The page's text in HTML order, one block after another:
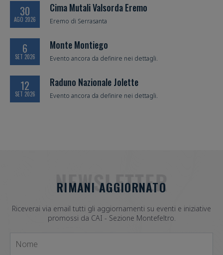
Cima Mutali Valsorda Eremo
30
AGO 2026 Eremo di Serrasanta
Monte Montiego
6
SET 2026 Evento ancora da definire nei dettagli.
Raduno Nazionale Jolette
12
SET 2026 Evento ancora da definire nei dettagli.
NEWSLETTER
RIMANI AGGIORNATO
Riceverai via email tutti gli aggiornamenti su eventi e iniziative
promossi da CAI - Sezione Montefeltro.